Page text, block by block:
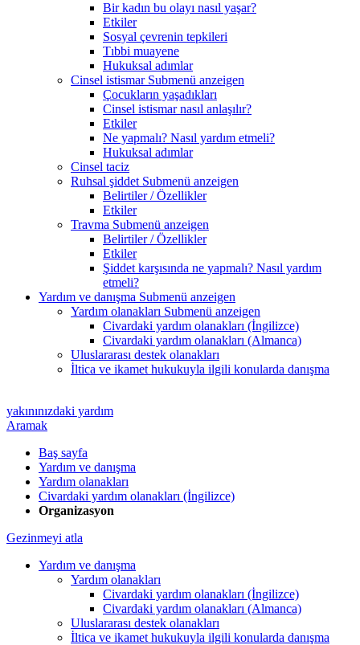
Bir kadın bu olayı nasıl yaşar?
Etkiler
Sosyal çevrenin tepkileri
Tıbbi muayene
Hukuksal adımlar
Cinsel istismar Submenü anzeigen
Çocukların yaşadıkları
Cinsel istismar nasıl anlaşılır?
Etkiler
Ne yapmalı? Nasıl yardım etmeli?
Hukuksal adımlar
Cinsel taciz
Ruhsal şiddet Submenü anzeigen
Belirtiler / Özellikler
Etkiler
Travma Submenü anzeigen
Belirtiler / Özellikler
Etkiler
Şiddet karşısında ne yapmalı? Nasıl yardım
etmeli?
Yardım ve danışma Submenü anzeigen
Yardım olanakları Submenü anzeigen
Civardaki yardım olanakları (İngilizce)
Civardaki yardım olanakları (Almanca)
Uluslararası destek olanakları
İltica ve ikamet hukukuyla ilgili konularda danışma
yakınınızdaki yardım
Aramak
Baş sayfa
Yardım ve danışma
Yardım olanakları
Civardaki yardım olanakları (İngilizce)
Organizasyon
Gezinmeyi atla
Yardım ve danışma
Yardım olanakları
Civardaki yardım olanakları (İngilizce)
Civardaki yardım olanakları (Almanca)
Uluslararası destek olanakları
İltica ve ikamet hukukuyla ilgili konularda danışma